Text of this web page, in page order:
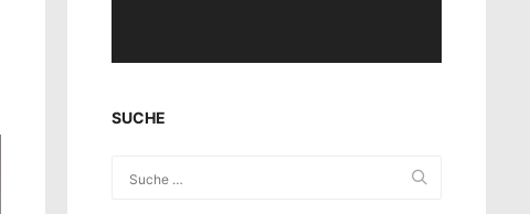
SUCHE